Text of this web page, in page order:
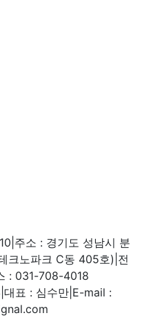
주소 : 경기도 성남시 분
크노파크 C동 405호) 전
: 031-708-4018
대표 : 심수만 E-mail :